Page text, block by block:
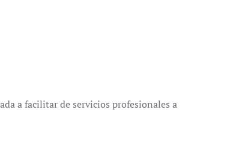
a facilitar de servicios profesionales a